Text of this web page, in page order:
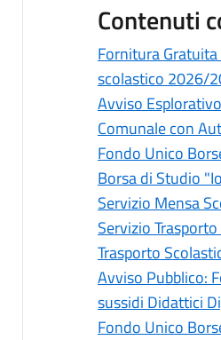
Contenuti
Fornitura
scolastico 2026/
Avviso
Comunale con
Fondo Unico
Borsa di Studio
Servizio Mensa
Servizio
Trasporto
Avviso Pubblico:
sussidi Didattici
Fondo Unico